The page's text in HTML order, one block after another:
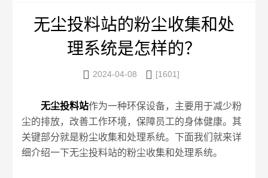
无尘投料站的粉尘收集和处
理系统是怎样的？
 2024-04-08  [1601]
无尘投料站作为一种环保设备，主要用于减少粉
尘的排放，改善工作环境，保障员工的身体健康。其
关键部分就是粉尘收集和处理系统。下面我们就来详
细介绍一下无尘投料站的粉尘收集和处理系统。